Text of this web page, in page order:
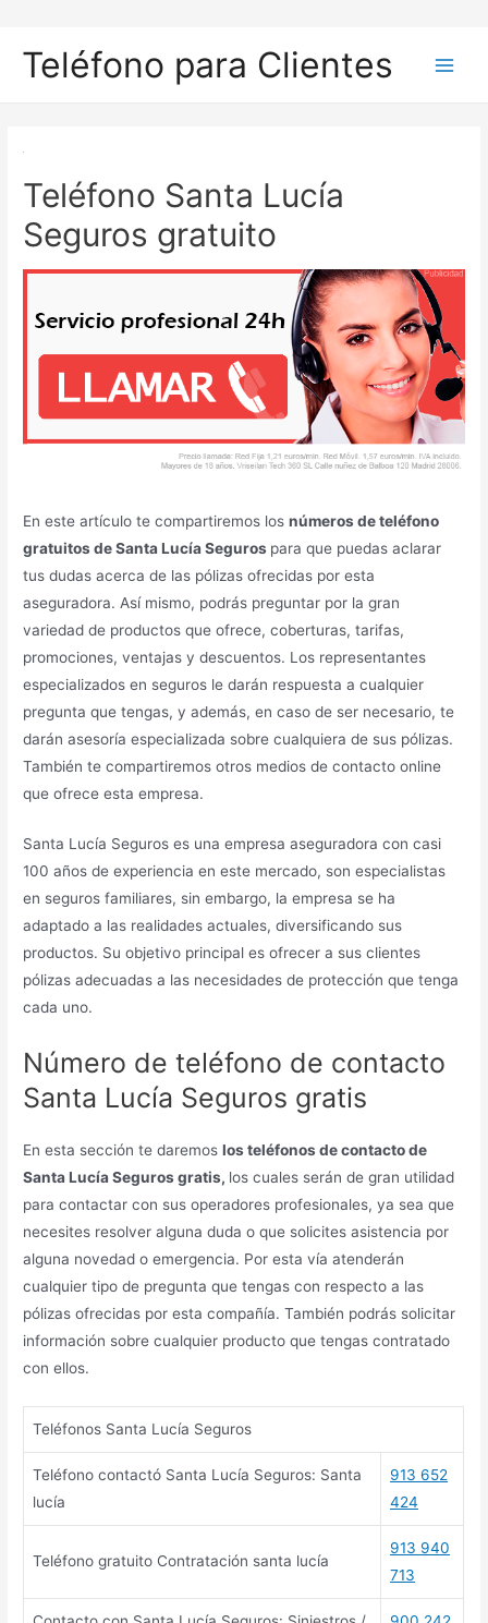
contenido
Teléfono para Clientes
Teléfono Santa Lucía
Seguros gratuito
En este artículo te compartiremos losnúmeros de teléfono
gratuitos de Santa Lucía Seguros para que puedas aclarar
tus dudas acerca de las pólizas ofrecidas por esta
aseguradora. Así mismo, podrás preguntar por la gran
variedad de productos que ofrece, coberturas, tarifas,
promociones, ventajas y descuentos. Los representantes
especializados en seguros le darán respuesta a cualquier
pregunta que tengas, y además, en caso de ser necesario, te
darán asesoría especializada sobre cualquiera de sus pólizas.
También te compartiremos otros medios de contacto online
que ofrece esta empresa.
Santa Lucía Seguros es una empresa aseguradora con casi
100 años de experiencia en este mercado, son especialistas
en seguros familiares, sin embargo, la empresa se ha
adaptado a las realidades actuales, diversificando sus
productos. Su objetivo principal es ofrecer a sus clientes
pólizas adecuadas a las necesidades de protección que tenga
cada uno.
Número de teléfono de contacto
Santa Lucía Seguros gratis
En esta sección te daremoslos teléfonos de contacto de
Santa Lucía Seguros gratis, los cuales serán de gran utilidad
para contactar con sus operadores profesionales, ya sea que
necesites resolver alguna duda o que solicites asistencia por
alguna novedad o emergencia. Por esta vía atenderán
cualquier tipo de pregunta que tengas con respecto a las
pólizas ofrecidas por esta compañía. También podrás solicitar
información sobre cualquier producto que tengas contratado
con ellos.
Teléfonos Santa Lucía Seguros
Teléfono contactó Santa Lucía Seguros: Santa
lucía
913 652
424
Teléfono gratuito Contratación santa lucía
913 940
713